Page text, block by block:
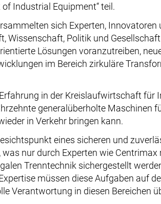
Industrial Equipment“ teil.
sich Experten, Innovatoren
Wissenschaft, Politik und Gesellschaft
Lösungen voranzutreiben,
im Bereich zirkuläre
in der Kreislaufwirtschaft für
generalüberholte Maschinen
in Verkehr bringen kann.
eines sicheren und
nur durch Experten wie Centrimax
Trenntechnik sichergestellt
müssen diese Aufgaben auf
Verantwortung in diesen Bereichen